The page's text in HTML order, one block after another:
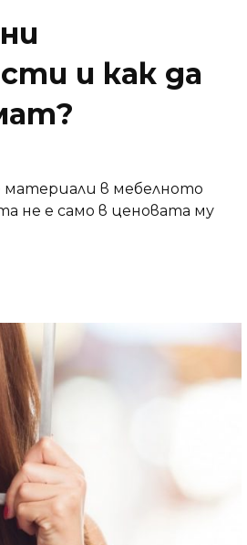
и как да
в мебелното
не е само в ценовата му